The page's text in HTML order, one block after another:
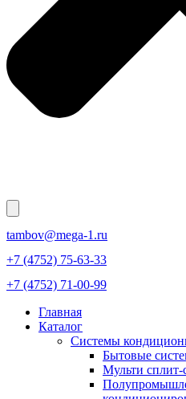
tambov@mega-1.ru
+7 (4752) 75-63-33
+7 (4752) 71-00-99
Главная
Каталог
Системы
Бытовые
Мульти сплит-